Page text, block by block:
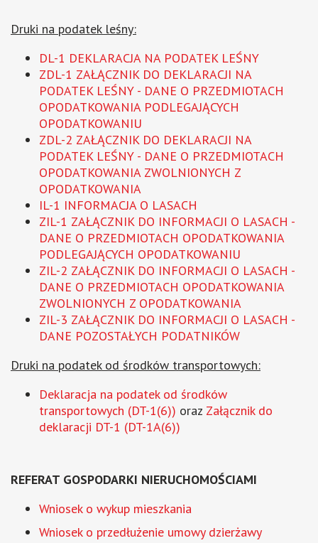
Druki na podatek leśny:
DL-1 DEKLARACJA NA PODATEK LEŚNY
ZDL-1 ZAŁĄCZNIK DO DEKLARACJI NA
PODATEK LEŚNY - DANE O PRZEDMIOTACH
OPODATKOWANIA PODLEGAJĄCYCH
OPODATKOWANIU
ZDL-2 ZAŁĄCZNIK DO DEKLARACJI NA
PODATEK LEŚNY - DANE O PRZEDMIOTACH
OPODATKOWANIA ZWOLNIONYCH Z
OPODATKOWANIA
IL-1 INFORMACJA O LASACH
ZIL-1 ZAŁĄCZNIK DO INFORMACJI O LASACH -
DANE O PRZEDMIOTACH OPODATKOWANIA
PODLEGAJĄCYCH OPODATKOWANIU
ZIL-2 ZAŁĄCZNIK DO INFORMACJI O LASACH -
DANE O PRZEDMIOTACH OPODATKOWANIA
ZWOLNIONYCH Z OPODATKOWANIA
ZIL-3 ZAŁĄCZNIK DO INFORMACJI O LASACH -
DANE POZOSTAŁYCH PODATNIKÓW
Druki na podatek od środków transportowych:
Deklaracja na podatek od środków
transportowych (DT-1(6)) oraz Załącznik do
deklaracji DT-1 (DT-1A(6))
REFERAT GOSPODARKI NIERUCHOMOŚCIAMI
Wniosek o wykup mieszkania
Wniosek o przedłużenie umowy dzierżawy